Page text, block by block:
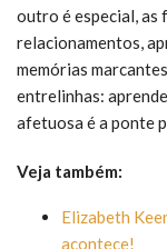
outro é especial, as
relacionamentos,
memórias
entrelinhas:
afetuosa é a ponte
Veja também:
Elizabeth
acontece!